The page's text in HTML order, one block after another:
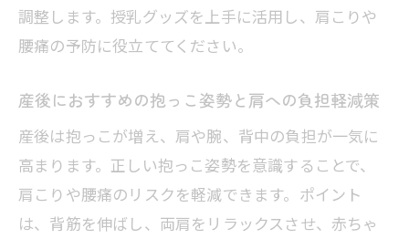
産後の整体施術と肩こり改善の安全な取
り組み方
併用効果
産後肩こりに最適なストレッチ方法の選
び方
整体院選びで押さえたい産後ケアのポイ
ント
調整します。授乳グッズを上手に活用し、肩こりや
腰痛の予防に役立ててください。
産後におすすめの抱っこ姿勢と肩への負担軽減策
産後は抱っこが増え、肩や腕、背中の負担が一気に
高まります。正しい抱っこ姿勢を意識することで、
肩こりや腰痛のリスクを軽減できます。ポイント
は、背筋を伸ばし、両肩をリラックスさせ、赤ちゃ